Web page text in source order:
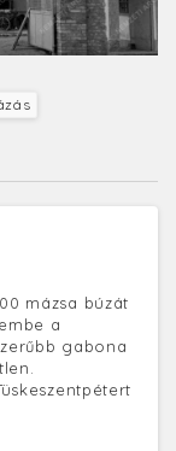
mázsa búzát
a
gabona